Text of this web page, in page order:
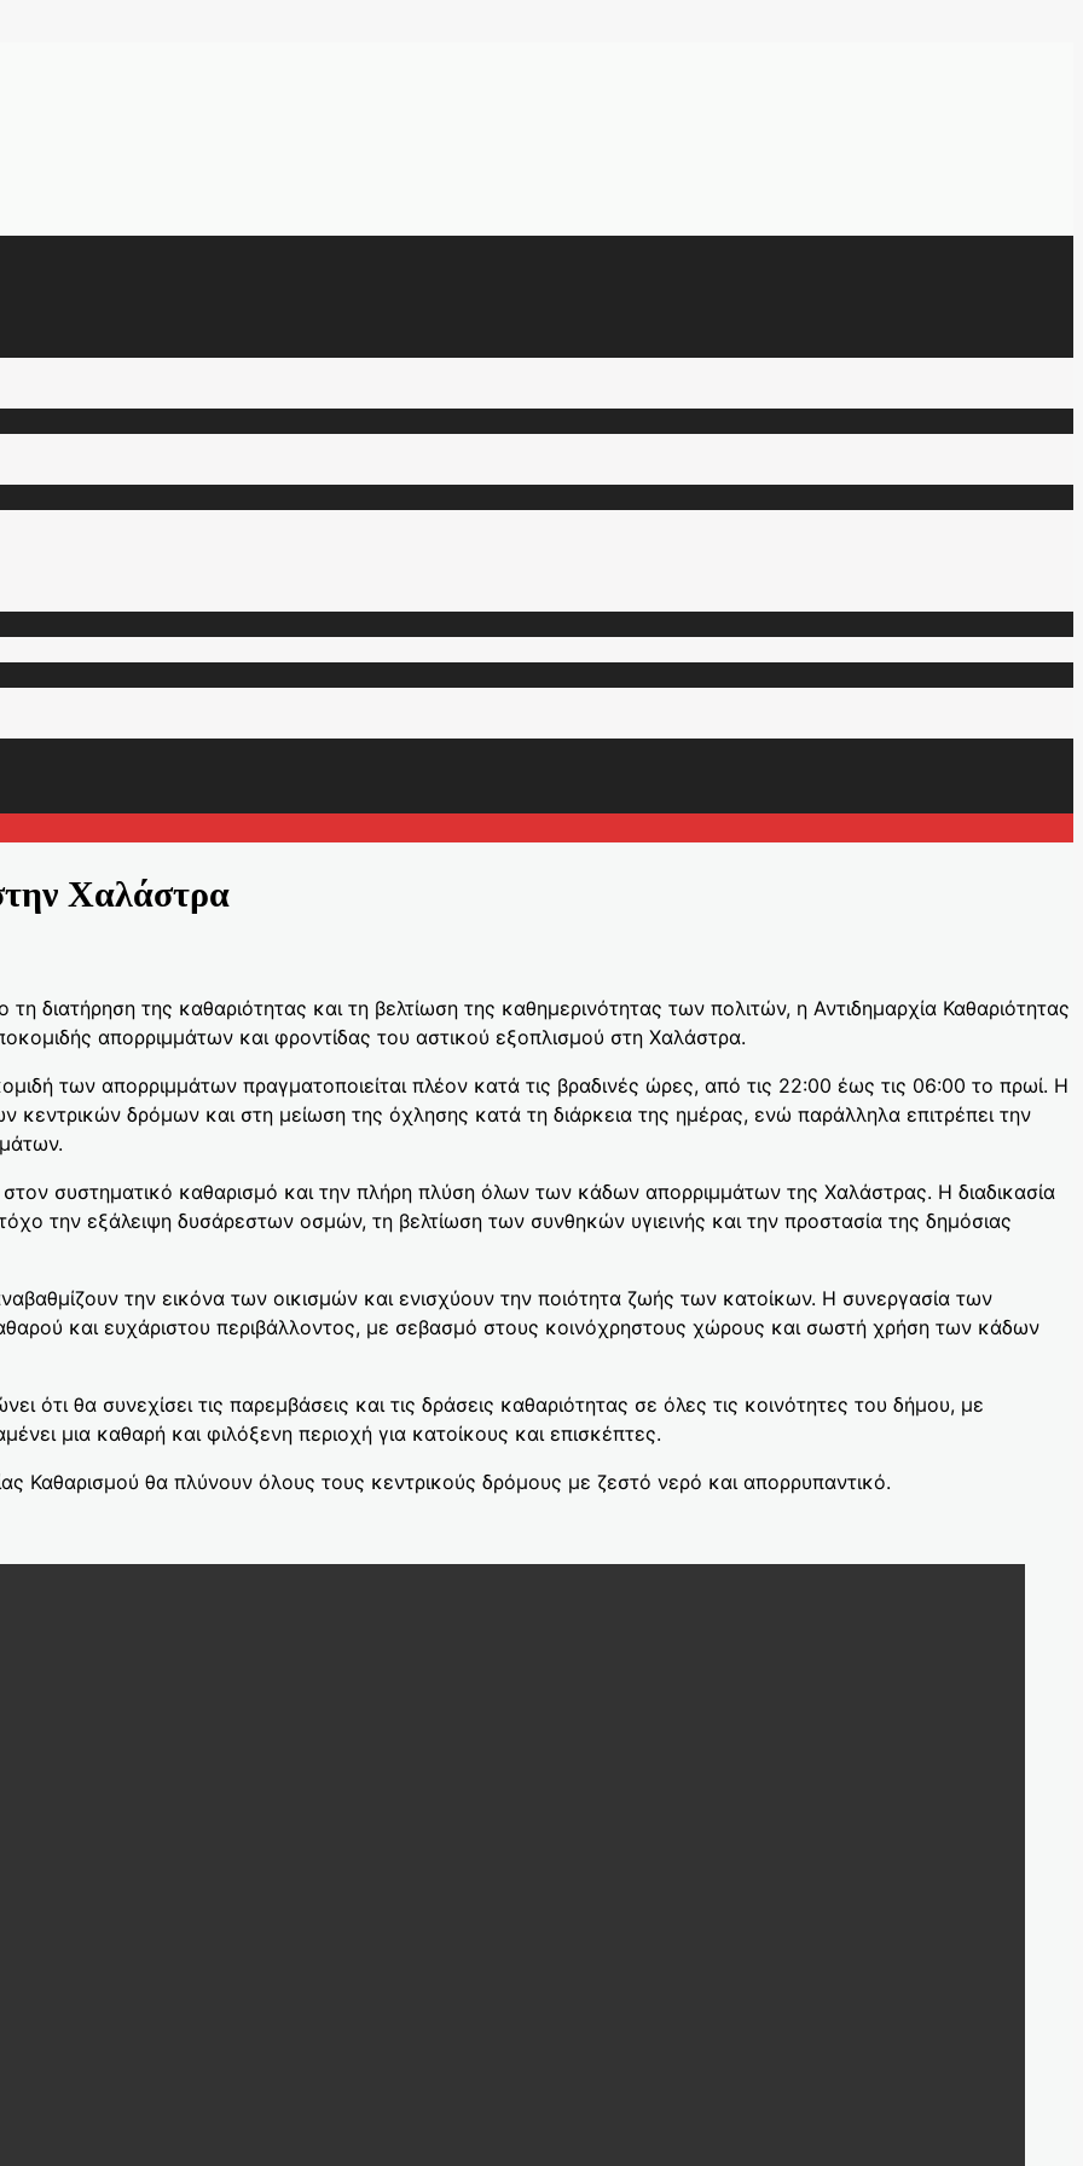
Χαλάστρα
διατήρηση της καθαριότητας και τη βελτίωση της καθημερινότητας των πολιτών, η Αντιδημαρχία Καθαριότητας
απορριμμάτων και φροντίδας του αστικού εξοπλισμού στη Χαλάστρα.
των απορριμμάτων πραγματοποιείται πλέον κατά τις βραδινές ώρες, από τις 22:00 έως τις 06:00 το πρωί. Η
κεντρικών δρόμων και στη μείωση της όχλησης κατά τη διάρκεια της ημέρας, ενώ παράλληλα επιτρέπει την
συστηματικό καθαρισμό και την πλήρη πλύση όλων των κάδων απορριμμάτων της Χαλάστρας. Η διαδικασία
την εξάλειψη δυσάρεστων οσμών, τη βελτίωση των συνθηκών υγιεινής και την προστασία της δημόσιας
την εικόνα των οικισμών και ενισχύουν την ποιότητα ζωής των κατοίκων. Η συνεργασία των
και ευχάριστου περιβάλλοντος, με σεβασμό στους κοινόχρηστους χώρους και σωστή χρήση των κάδων
ότι θα συνεχίσει τις παρεμβάσεις και τις δράσεις καθαριότητας σε όλες τις κοινότητες του δήμου, με
μια καθαρή και φιλόξενη περιοχή για κατοίκους και επισκέπτες.
Καθαρισμού θα πλύνουν όλους τους κεντρικούς δρόμους με ζεστό νερό και απορρυπαντικό.